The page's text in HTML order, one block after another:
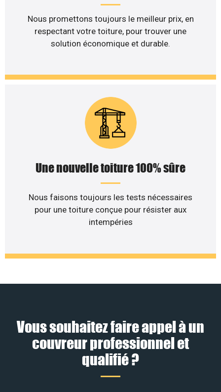
Nous promettons toujours le meilleur prix, en
respectant votre toiture, pour trouver une
solution économique et durable.
Une nouvelle toiture 100% sûre
Nous faisons toujours les tests nécessaires
pour une toiture conçue pour résister aux
intempéries
Vous souhaitez faire appel à un
couvreur professionnel et
qualifié ?